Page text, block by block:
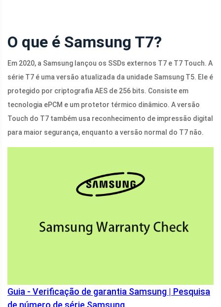
O que é Samsung T7?
Em 2020, a Samsung lançou os SSDs externos T7 e T7 Touch. A
série T7 é uma versão atualizada da unidade Samsung T5. Ele é
protegido por criptografia AES de 256 bits. Consiste em
tecnologia ePCM e um protetor térmico dinâmico. A versão
Touch do T7 também usa reconhecimento de impressão digital
para maior segurança, enquanto a versão normal do T7 não.
Guia - Verificação de garantia Samsung | Pesquisa
de número de série Samsung